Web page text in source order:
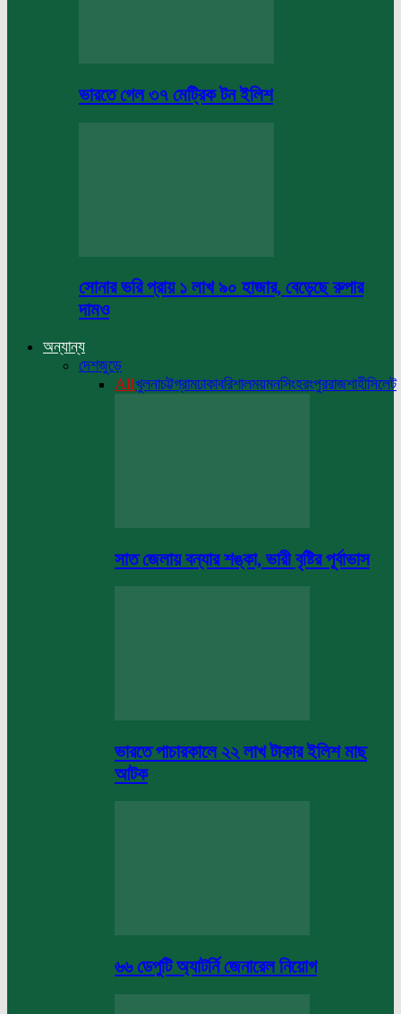
ভারতে গেল ৩৭ মেট্রিক টন ইলিশ
সোনার ভরি প্রায় ১ লাখ ৯০ হাজার, বেড়েছে রুপার
দামও
অন্যান্য
দেশজুড়ে
Allখুলনাচট্টগ্রামঢাকাবরিশালময়মনসিংহরংপুররাজশাহীসিলেট
সাত জেলায় বন্যার শঙ্কা, ভারী বৃষ্টির পূর্বাভাস
ভারতে পাচারকালে ২২ লাখ টাকার ইলিশ মাছ
আটক
৬৬ ডেপুটি অ্যাটর্নি জেনারেল নিয়োগ